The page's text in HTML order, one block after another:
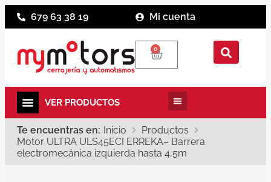
679 63 38 19 Mi cuenta
0
Te encuentras en: Inicio
Productos
Motor ULTRA ULS45ECI ERREKA– Barrera
electromecánica izquierda hasta 4,5m